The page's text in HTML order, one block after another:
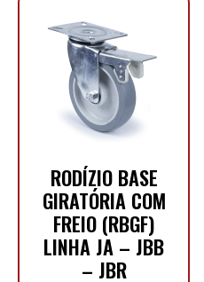
RODÍZIO BASE
GIRATÓRIA COM
FREIO (RBGF)
LINHA JA – JBB
– JBR